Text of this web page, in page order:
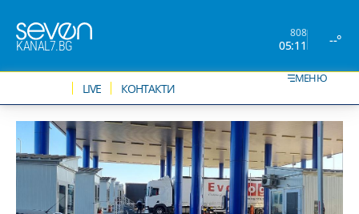
KANAL7.BG
808
05:11 --°
LIVE КОНТАКТИ
МЕНЮ